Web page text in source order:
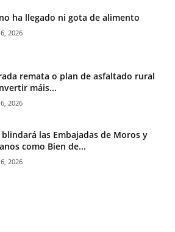
ha llegado ni gota de alimento
2026
remata o plan de asfaltado rural
máis...
2026
blindará las Embajadas de Moros y
como Bien de...
2026